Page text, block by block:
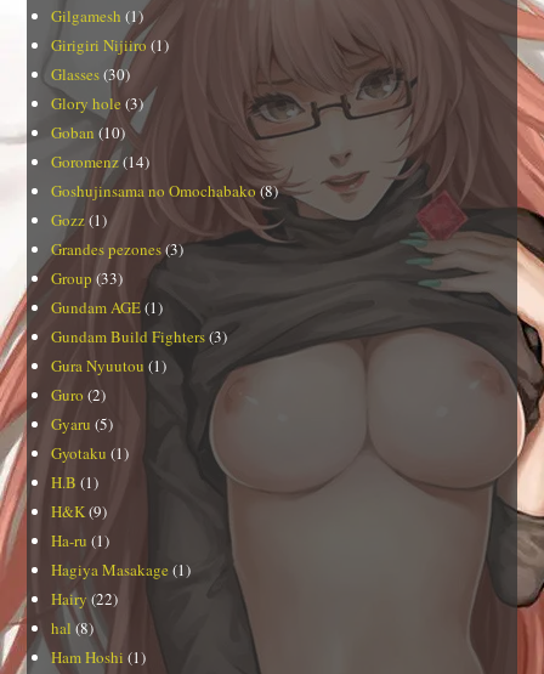
Gilgamesh (1)
Girigiri Nijiiro (1)
Glasses(30)
Glory hole (3)
Goban (10)
Goromenz(14)
Goshujinsama no Omochabako(8)
Gozz(1)
Grandes pezones(3)
Group (33)
Gundam AGE(1)
Gundam Build Fighters(3)
Gura Nyuutou (1)
Guro (2)
Gyaru (5)
Gyotaku (1)
H.B (1)
H&K(9)
Ha-ru (1)
Hagiya Masakage (1)
Hairy(22)
hal(8)
Ham Hoshi (1)